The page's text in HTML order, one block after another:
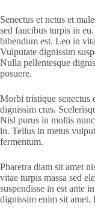
Senectus et netus et
sed faucibus turpis in
bibendum est. Leo in
Vulputate dignissim
Nulla pellentesque
posuere.
Morbi tristique senectus
dignissim cras.
Nisl purus in mollis
in. Tellus in metus
fermentum.
Pharetra diam sit amet
vitae turpis massa sed
suspendisse in est ante
dignissim enim sit